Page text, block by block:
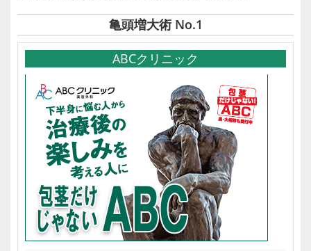
亀頭増大術 No.1
ABCクリニック